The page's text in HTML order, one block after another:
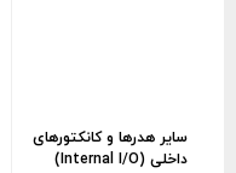
سایر هدرها و کانکتورهای
داخلی (Internal I/O)